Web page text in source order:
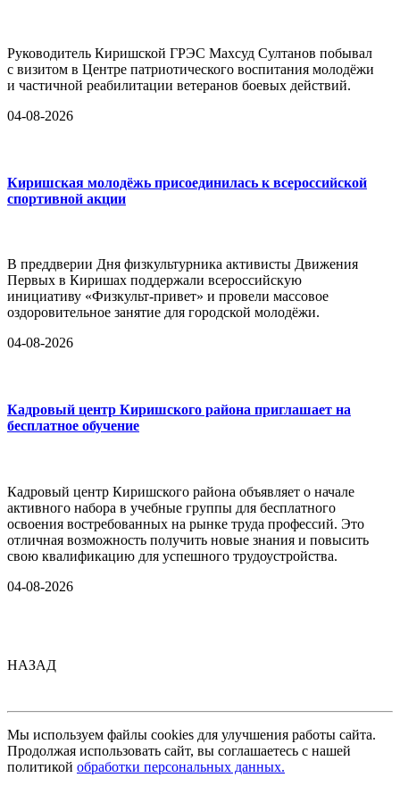
Руководитель Киришской ГРЭС Махсуд Султанов побывал
с визитом в Центре патриотического воспитания молодёжи
и частичной реабилитации ветеранов боевых действий.
04-08-2026
Киришская молодёжь присоединилась к всероссийской
спортивной акции
В преддверии Дня физкультурника активисты Движения
Первых в Киришах поддержали всероссийскую
инициативу «Физкульт-привет» и провели массовое
оздоровительное занятие для городской молодёжи.
04-08-2026
Кадровый центр Киришского района приглашает на
бесплатное обучение
Кадровый центр Киришского района объявляет о начале
активного набора в учебные группы для бесплатного
освоения востребованных на рынке труда профессий. Это
отличная возможность получить новые знания и повысить
свою квалификацию для успешного трудоустройства.
04-08-2026
НАЗАД
Мы используем файлы cookies для улучшения работы сайта.
Продолжая использовать сайт, вы соглашаетесь с нашей
политикой обработки персональных данных.